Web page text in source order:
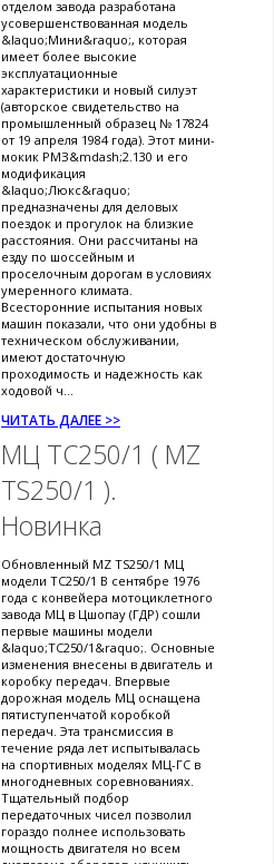
отделом завода разработана
усовершенствованная модель
&laquo;Мини&raquo;, которая
имеет более высокие
эксплуатационные
характеристики и новый силуэт
(авторское свидетельство на
промышленный образец № 17824
от 19 апреля 1984 года). Этот мини-
мокик РМЗ&mdash;2.130 и его
модификация
&laquo;Люкс&raquo;
предназначены для деловых
поездок и прогулок на близкие
расстояния. Они рассчитаны на
езду по шоссейным и
проселочным дорогам в условиях
умеренного климата.
Всесторонние испытания новых
машин показали, что они удобны в
техническом обслуживании,
имеют достаточную
проходимость и надежность как
ходовой ч...
ЧИТАТЬ ДАЛЕЕ >>
МЦ ТС250/1 ( MZ
TS250/1 ).
Новинка
Обновленный MZ TS250/1 МЦ
модели ТС250/1 В сентябре 1976
года с конвейера мотоциклетного
завода МЦ в Цшопау (ГДР) сошли
первые машины модели
&laquo;ТС250/1&raquo;. Основные
изменения внесены в двигатель и
коробку передач. Впервые
дорожная модель МЦ оснащена
пятиступенчатой коробкой
передач. Эта трансмиссия в
течение ряда лет испытывалась
на спортивных моделях МЦ-ГС в
многодневных соревнованиях.
Тщательный подбор
передаточных чисел позволил
гораздо полнее использовать
мощность двигателя но всем